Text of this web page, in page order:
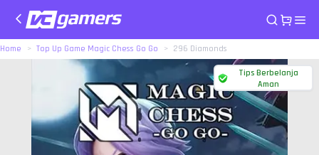
Home Top Up Game Magic Chess Go Go 296 Diamonds
Tips Berbelanja
Aman